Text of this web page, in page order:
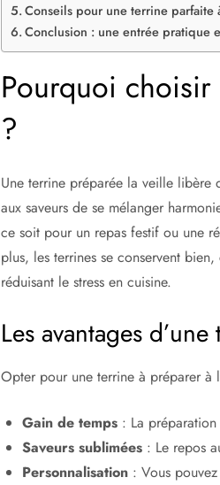
Conseils pour une terrine parfaite
Conclusion : une entrée pratique
Pourquoi choisir
?
Une terrine préparée la veille libère
aux saveurs de se mélanger
ce soit pour un repas festif ou une
plus, les terrines se conservent
réduisant le stress en cuisine.
Les avantages
Opter pour une terrine à préparer à
Gain de temps : La
Saveurs sublimées : Le repos
Personnalisation : Vous